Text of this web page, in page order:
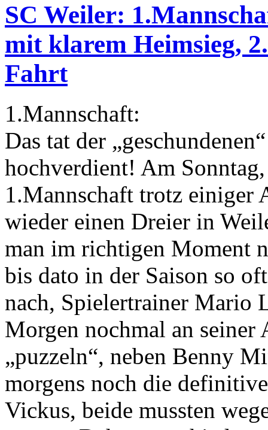
SC Weiler:
mit klarem Heimsieg,
Fahrt
1.Mannschaft:
Das tat der
hochverdient! Am
1.Mannschaft trotz einiger
wieder einen Dreier in
man im richtigen Moment
bis dato in der Saison so
nach, Spielertrainer Mario
Morgen nochmal an
„puzzeln“, neben Benny
morgens noch die
Vickus, beide mussten